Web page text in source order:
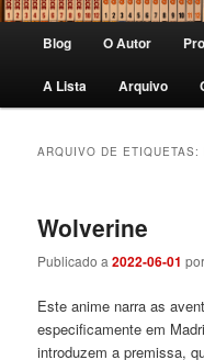
Blog O Autor
A Lista Arquivo
ARQUIVO DE ETIQUETAS:
Wolverine
Publicado a2022-06-01
Este anime narra as
especificamente em
introduzem a premissa,